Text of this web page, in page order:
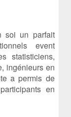
soi un parfait
event
statisticiens,
ingénieurs en
a permis de
en